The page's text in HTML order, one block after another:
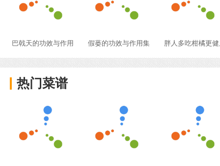
巴戟天的功效与作用 假蒌的功效与作用集 胖人多吃柑橘更
热门菜谱